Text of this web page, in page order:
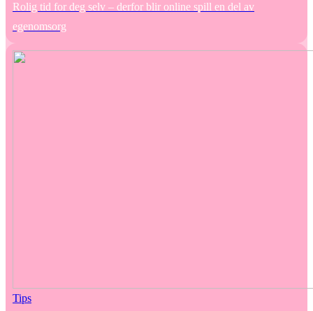
Rolig tid for deg selv – derfor blir online spill en del av
egenomsorg
Tips